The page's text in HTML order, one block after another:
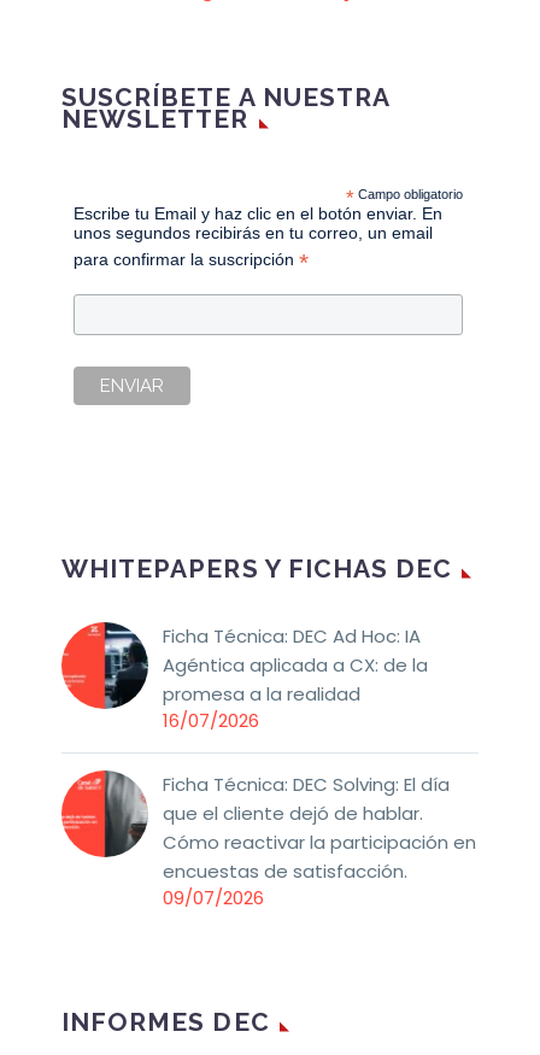
SUSCRÍBETE A NUESTRA
NEWSLETTER
*Campo obligatorio
Escribe tu Email y haz clic en el botón enviar. En
unos segundos recibirás en tu correo, un email
para confirmar la suscripción*
WHITEPAPERS Y FICHAS DEC
Ficha Técnica: DEC Ad Hoc: IA
Agéntica aplicada a CX: de la
promesa a la realidad
16/07/2026
Ficha Técnica: DEC Solving: El día
que el cliente dejó de hablar.
Cómo reactivar la participación en
encuestas de satisfacción.
09/07/2026
INFORMES DEC